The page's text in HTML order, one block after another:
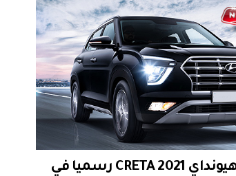
غبور تطلق هيونداي CRETA 2021 رسميا في